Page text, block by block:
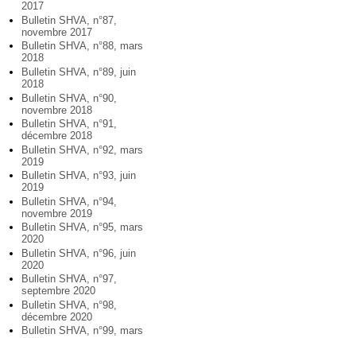
2017
Bulletin SHVA, n°87,
novembre 2017
Bulletin SHVA, n°88, mars
2018
Bulletin SHVA, n°89, juin
2018
Bulletin SHVA, n°90,
novembre 2018
Bulletin SHVA, n°91,
décembre 2018
Bulletin SHVA, n°92, mars
2019
Bulletin SHVA, n°93, juin
2019
Bulletin SHVA, n°94,
novembre 2019
Bulletin SHVA, n°95, mars
2020
Bulletin SHVA, n°96, juin
2020
Bulletin SHVA, n°97,
septembre 2020
Bulletin SHVA, n°98,
décembre 2020
Bulletin SHVA, n°99, mars